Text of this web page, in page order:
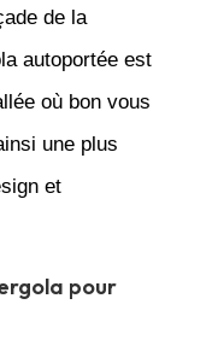
de la
autoportée est
où bon vous
une plus
et
pour